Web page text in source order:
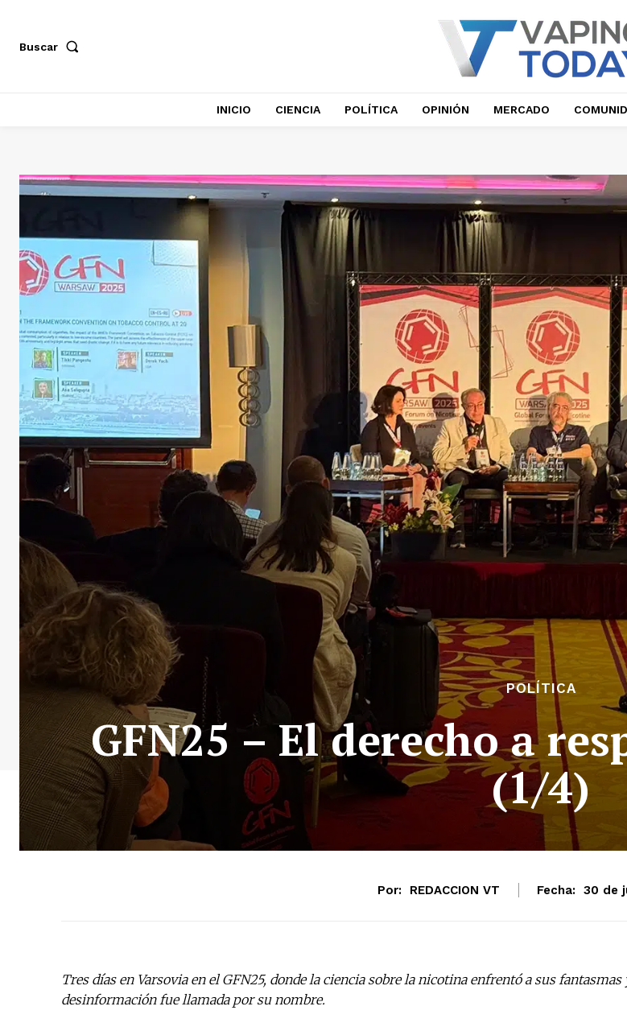
Buscar
INICIO CIENCIA POLÍTICA OPINIÓN MERCADO
POLÍTICA
GFN25 – El derecho a
(1/4)
Por: REDACCION VT Fecha: 30 de
Tres días en Varsovia en el GFN25, donde la ciencia sobre la nicotina enfrentó a sus fantasmas
desinformación fue llamada por su nombre.